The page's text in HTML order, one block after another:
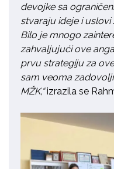
devojke sa
stvaraju ideje i
Bilo je mnogo
zahvaljujući ove
prvu strategiju za
sam veoma
MŽK,“izrazila se